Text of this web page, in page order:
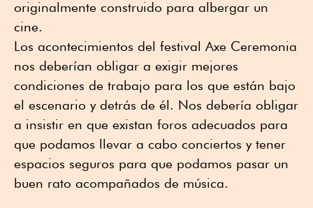
originalmente construido para albergar un
cine.
Los acontecimientos del festival Axe Ceremonia
nos deberían obligar a exigir mejores
condiciones de trabajo para los que están bajo
el escenario y detrás de él. Nos debería obligar
a insistir en que existan foros adecuados para
que podamos llevar a cabo conciertos y tener
espacios seguros para que podamos pasar un
buen rato acompañados de música.